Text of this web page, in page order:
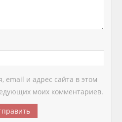
email и адрес сайта в этом
моих комментариев.